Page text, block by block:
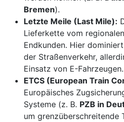
Bremen).
Letzte Meile (Last Mile):
Lieferkette vom
Endkunden. Hier
der Straßenverkehr,
Einsatz von E-Fahrzeugen.
ETCS (European Train
Europäisches
Systeme (z. B. PZB in
um grenzüberschreitende